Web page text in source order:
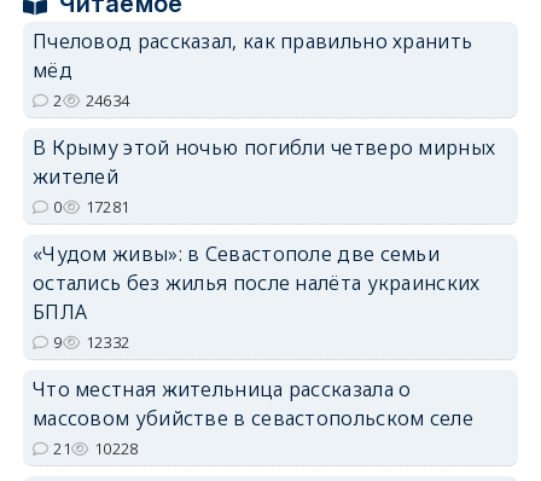
erid: 2SDnjdPjgYS
erid: 2SDnjdvhGXG
Пчеловод рассказал, как правильно хранить
мёд
2 24634
В Крыму этой ночью погибли четверо мирных
жителей
0 17281
«Чудом живы»: в Севастополе две семьи
остались без жилья после налёта украинских
БПЛА
9 12332
Что местная жительница рассказала о
массовом убийстве в севастопольском селе
21 10228